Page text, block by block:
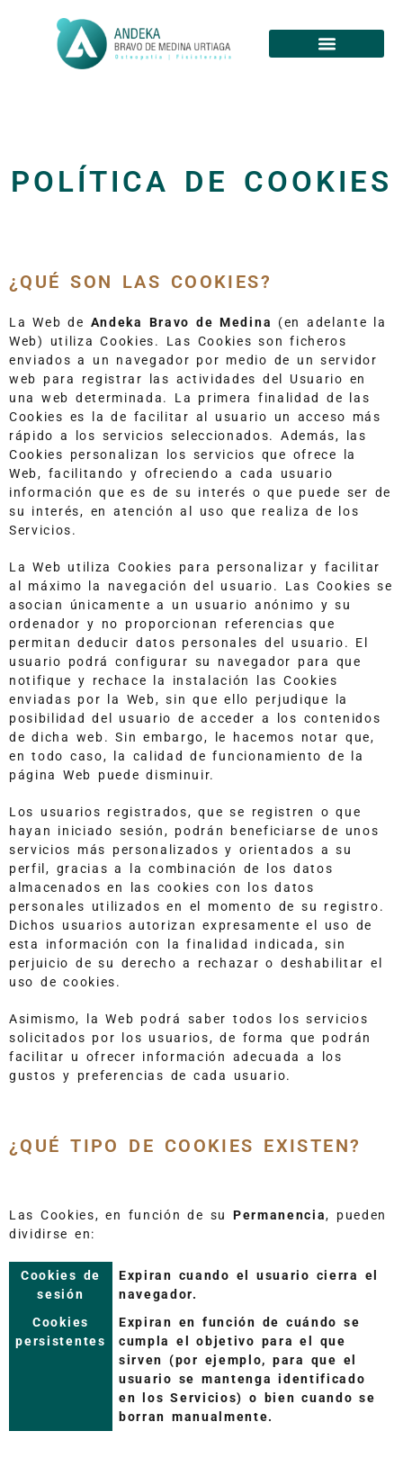
POLÍTICA DE COOKIES
¿QUÉ SON LAS COOKIES?
La Web de Andeka Bravo de Medina
(en adelante la
Web) utiliza Cookies. Las Cookies son ficheros
enviados a un navegador por medio de un servidor
web para registrar las actividades del Usuario en
una web determinada. La primera finalidad de las
Cookies es la de facilitar al usuario un acceso más
rápido a los servicios seleccionados. Además, las
Cookies personalizan los servicios que ofrece la
Web, facilitando y ofreciendo a cada usuario
información que es de su interés o que puede ser de
su interés, en atención al uso que realiza de los
Servicios.
La Web utiliza Cookies para personalizar y facilitar
al máximo la navegación del usuario. Las Cookies se
asocian únicamente a un usuario anónimo y su
ordenador y no proporcionan referencias que
permitan deducir datos personales del usuario. El
usuario podrá configurar su navegador para que
notifique y rechace la instalación las Cookies
enviadas por la Web, sin que ello perjudique la
posibilidad del usuario de acceder a los contenidos
de dicha web. Sin embargo, le hacemos notar que,
en todo caso, la calidad de funcionamiento de la
página Web puede disminuir.
Los usuarios registrados, que se registren o que
hayan iniciado sesión, podrán beneficiarse de unos
servicios más personalizados y orientados a su
perfil, gracias a la combinación de los datos
almacenados en las cookies con los datos
personales utilizados en el momento de su registro.
Dichos usuarios autorizan expresamente el uso de
esta información con la finalidad indicada, sin
perjuicio de su derecho a rechazar o deshabilitar el
uso de cookies.
Asimismo, la Web podrá saber todos los servicios
solicitados por los usuarios, de forma que podrán
facilitar u ofrecer información adecuada a los
gustos y preferencias de cada usuario.
¿QUÉ TIPO DE COOKIES EXISTEN?
Las Cookies, en función de su Permanencia, pueden
dividirse en:
Cookies de
sesión
Expiran cuando el usuario cierra el
navegador.
Cookies
persistentes
Expiran en función de cuándo se
cumpla el objetivo para el que
sirven (por ejemplo, para que el
usuario se mantenga identificado
en los Servicios) o bien cuando se
borran manualmente.